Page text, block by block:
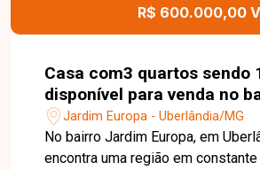
R$ 600.000,00 V
Casa com3 quartos sendo
disponível para venda no
Europa em Uberlândia-MG
Jardim Europa - Uberlândia/MG
No bairro Jardim Europa, em
encontra uma região em